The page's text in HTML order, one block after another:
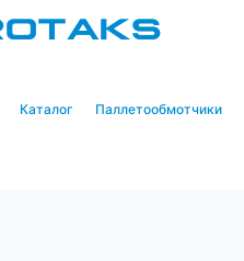
Каталог Паллетообмотчики